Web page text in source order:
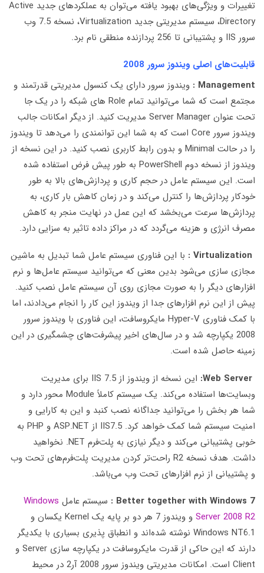
تغییرات و ویژگی‌های بهبود یافته می‌توان به عملکردهای جدید Active
Directory، سیستم مدیریتی جدید Virtualization، نسخه 7.5 وب
سرور IIS و پشتیبانی تا 256 پردازنده منطقی نام برد.
قابلیت‌های اصلی ویندوز سرور 2008
Management :
ویندوز سرور دارای یک کنسول مدیریتی قدرتمند و
مجتمع است که شما می‌توانید تمام Role های شبکه را در یک جا
تحت عنوان Server Manager مدیریت کنید. از دیگر امکانات جالب
ویندوز سرور Core است که به شما این توانمندی را می‌دهد تا ویندوز
را در حالت Minimal و بدون رابط کاربری نصب کنید. در این نسخه از
ویندوز از نسخه دوم PowerShell به طور پیش فرض استفاده شده
است. این سیستم عامل در حجم کاری و پردازش‌های بالا به طور
خودکار پردازش‌ها را کنترل می‌کند و در زمان کاهش بار کاری، به
پردازش‌ها سرعت می‌بخشد که این عمل در نهایت منجر به کاهش
مصرف انرژی و هزینه می‌گردد که در مراکز داده تاثیر به سزایی دارد.
با این فناوری سیستم عامل شما تبدیل به ماشین
مجازی سازی می‌شود بدین معنی که می‌توانید سیستم عامل‌ها و نرم
افزارهای دیگر را به صورت مجازی روی آن سیستم عامل نصب کنید.
پیش از این نرم افزارهای جدا از ویندوز این کار را انجام می‌دادند، اما
با کمک فناوری Hyper-V مایکروسافت، این فناوری با ویندوز سرور
2008 یکپارچه شد و در سال‌های اخیر پیشرفت‌های چشمگیری در این
زمینه حاصل شده است.
این نسخه از ویندوز از IIS 7.5 برای مدیریت
وبسایت‌ها استفاده می‌کند. یک سیستم کاملاً Module محور دارد و
شما هر بخش را می‌توانید جداگانه نصب کنبد و این به کارایی و
امنیت سیستم شما کمک خواهد کرد. IIS7.5 از ASP.NET و PHP به
خوبی پشتیبانی می‌کند و دیگر نیازی به پلت‌فرم NET. نخواهید
داشت. هدف نسخه R2 راحت‌تر کردن مدیریت پلت‌فرم‌های تحت وب
و پشتیبانی از نرم افزارهای تحت وب می‌باشد.
Better together with Windows 7 :
سیستم عامل Windows
Server 2008 R2
و ویندوز 7 هر دو بر پایه یک Kernel یکسان و
Windows NT6.1 نوشته شده‌اند و انطباق پذیری بسیاری با یکدیگر
دارند که این حاکی از قدرت مایکروسافت در یکپارچه سازی Server و
Client است. امکانات مدیریتی ویندوز سرور 2008 آر2 در محیط